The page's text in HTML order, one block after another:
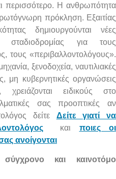
περισσότερο. Η ανθρωπότητα
πρόκληση. Εξαιτίας
δημιουργούνται νέες
σταδιοδρομίας για τους
τους «περιβαλλοντολόγους».
ξενοδοχεία, ναυτιλιακές
μη κυβερνητικές οργανώσεις
χρειάζονται ειδικούς στο
σας προοπτικές αν
δείτε Δείτε γιατί να
και ποιες οι
ανοίγονται
και καινοτόμο